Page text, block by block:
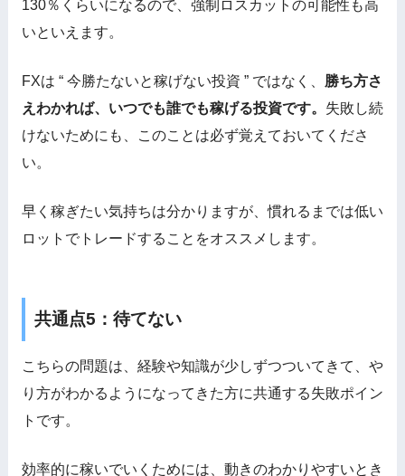
130％くらいになるので、強制ロスカットの可能性も高
いといえます。
FXは “ 今勝たないと稼げない投資 ” ではなく、 勝ち方さ
えわかれば、いつでも誰でも稼げる投資です。 失敗し続
けないためにも、このことは必ず覚えておいてくださ
い。
早く稼ぎたい気持ちは分かりますが、慣れるまでは低い
ロットでトレードすることをオススメします。
共通点5：待てない
こちらの問題は、経験や知識が少しずつついてきて、や
り方がわかるようになってきた方に共通する失敗ポイン
トです。
効率的に稼いでいくためには、動きのわかりやすいとき